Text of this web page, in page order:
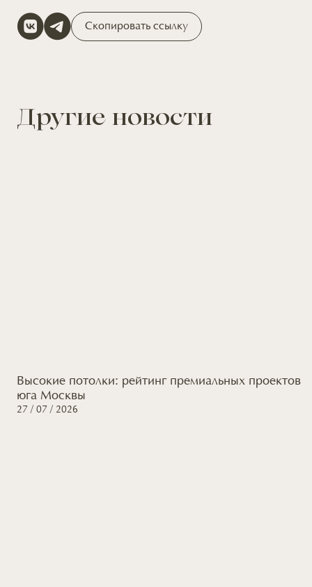
Скопировать ссылку
Другие новости
Высокие потолки: рейтинг премиальных проектов
юга Москвы
27 / 07 / 2026